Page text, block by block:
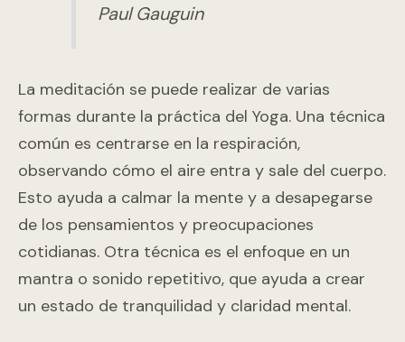
Paul Gauguin
La meditación se puede realizar de varias
formas durante la práctica del Yoga. Una técnica
común es centrarse en la respiración,
observando cómo el aire entra y sale del cuerpo.
Esto ayuda a calmar la mente y a desapegarse
de los pensamientos y preocupaciones
cotidianas. Otra técnica es el enfoque en un
mantra o sonido repetitivo, que ayuda a crear
un estado de tranquilidad y claridad mental.